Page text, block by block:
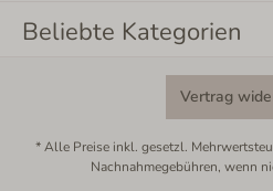
Beliebte Kategorien
Vertrag
* Alle Preise inkl. gesetzl.
Nachnahmegebühren, wenn